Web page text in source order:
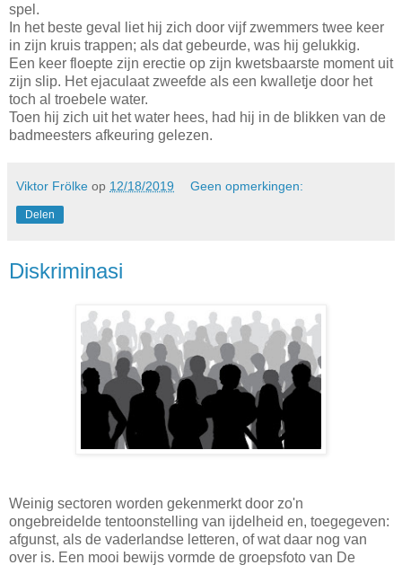
spel.
In het beste geval liet hij zich door vijf zwemmers twee keer
in zijn kruis trappen; als dat gebeurde, was hij gelukkig.
Een keer floepte zijn erectie op zijn kwetsbaarste moment uit
zijn slip. Het ejaculaat zweefde als een kwalletje door het
toch al troebele water.
Toen hij zich uit het water hees, had hij in de blikken van de
badmeesters afkeuring gelezen.
Viktor Frölke op 12/18/2019 Geen opmerkingen:
Delen
Diskriminasi
Weinig sectoren worden gekenmerkt door zo'n
ongebreidelde tentoonstelling van ijdelheid en, toegegeven:
afgunst, als de vaderlandse letteren, of wat daar nog van
over is. Een mooi bewijs vormde de groepsfoto van De